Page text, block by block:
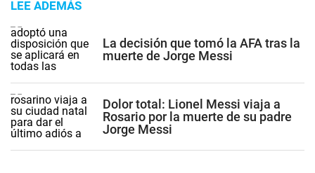
LEE ADEMÁS
La decisión que tomó la AFA tras la
muerte de Jorge Messi
Dolor total: Lionel Messi viaja a
Rosario por la muerte de su padre
Jorge Messi